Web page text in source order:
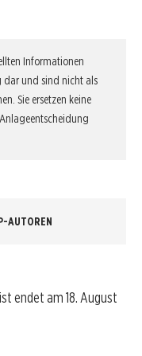
Informationen
dar und sind nicht als
Sie ersetzen keine
AUTOREN
endet am 18. August